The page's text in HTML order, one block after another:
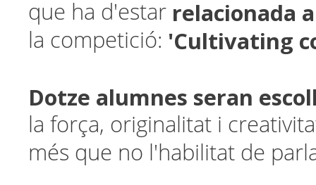
que ha d'estar relacionada
la competició: 'Cultivating
Dotze alumnes seran
la força, originalitat i
més que no l'habilitat de